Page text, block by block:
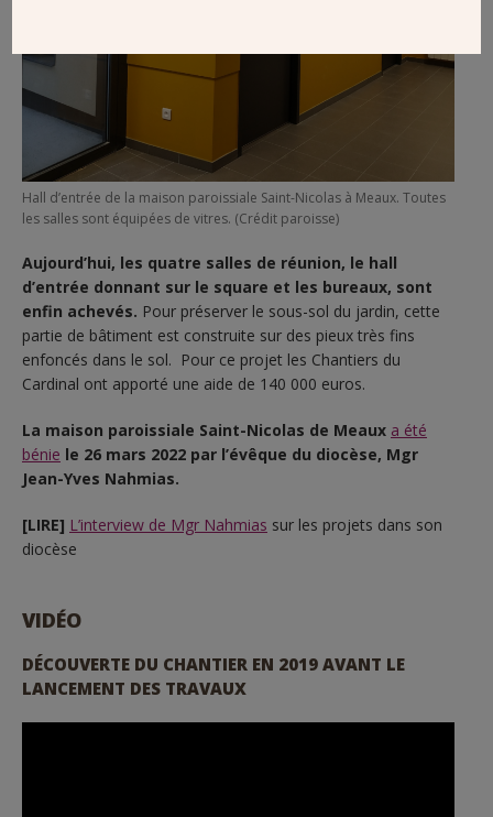
Hall d’entrée de la maison paroissiale Saint-Nicolas à Meaux. Toutes
les salles sont équipées de vitres. (Crédit paroisse)
Aujourd’hui, les quatre salles de réunion, le hall
d’entrée donnant sur le square et les bureaux, sont
enfin achevés. Pour préserver le sous-sol du jardin, cette
partie de bâtiment est construite sur des pieux très fins
enfoncés dans le sol. Pour ce projet les Chantiers du
Cardinal ont apporté une aide de 140 000 euros.
La maison paroissiale Saint-Nicolas de Meaux a été
bénie le 26 mars 2022 par l’évêque du diocèse, Mgr
Jean-Yves Nahmias.
[LIRE] L’interview de Mgr Nahmias sur les projets dans son
diocèse
VIDÉO
DÉCOUVERTE DU CHANTIER EN 2019 AVANT LE
LANCEMENT DES TRAVAUX